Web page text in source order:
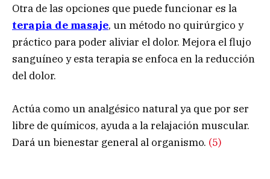
Otra de las opciones que puede funcionar es la
terapia de masaje, un método no quirúrgico y
práctico para poder aliviar el dolor. Mejora el flujo
sanguíneo y esta terapia se enfoca en la reducción
del dolor.
Actúa como un analgésico natural ya que por ser
libre de químicos, ayuda a la relajación muscular.
Dará un bienestar general al organismo. (5)